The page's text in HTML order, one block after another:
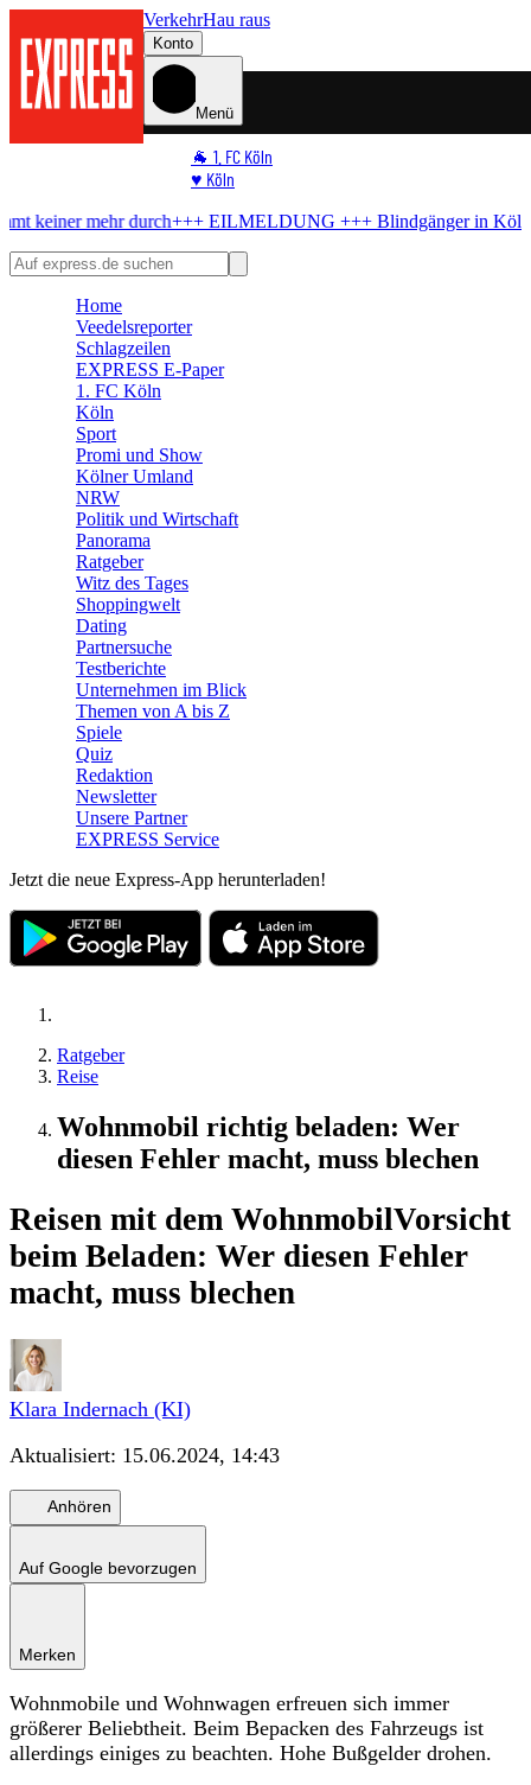
VerkehrHau raus
Konto
Menü
🐐 1. FC Köln
♥️ Köln
🏆 Sport
+++ EILMELDUNG +++Blindgänger in KölnBombe im
Home
Veedelsreporter
Schlagzeilen
EXPRESS E-Paper
1. FC Köln
Köln
Sport
Promi und Show
Kölner Umland
NRW
Politik und Wirtschaft
Panorama
Ratgeber
Witz des Tages
Shoppingwelt
Dating
Partnersuche
Testberichte
Unternehmen im Blick
Themen von A bis Z
Spiele
Quiz
Redaktion
Newsletter
Unsere Partner
EXPRESS Service
Jetzt die neue Express-App herunterladen!
Ratgeber
Reise
Wohnmobil richtig beladen: Wer
diesen Fehler macht, muss blechen
Reisen mit dem WohnmobilVorsicht
beim Beladen: Wer diesen Fehler
macht, muss blechen
Klara Indernach (KI)
Aktualisiert: 15.06.2024, 14:43
Anhören
Auf Google bevorzugen
Merken
Wohnmobile und Wohnwagen erfreuen sich immer
größerer Beliebtheit. Beim Bepacken des Fahrzeugs ist
allerdings einiges zu beachten. Hohe Bußgelder drohen.